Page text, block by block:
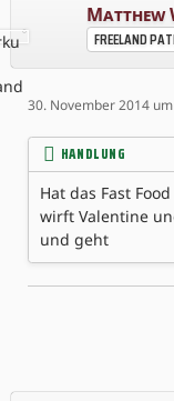
Matthew
FREELAND
30. November 2014
HANDLUNG
Hat das Fast
wirft Valentine
und geht